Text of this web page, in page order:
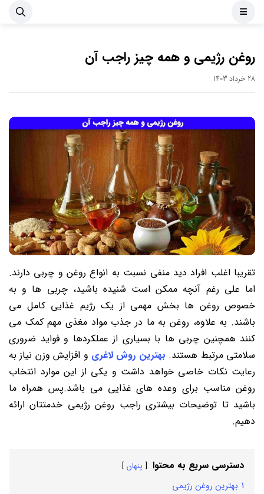
روغن رژیمی و همه چیز راجب آن
28 خرداد 1403
تقریبا اغلب افراد دید منفی نسبت به انواع روغن و چربی دارند.
اما علی ‌رغم آنچه ممکن است شنیده باشید، چربی‌ ها و به
‌خصوص روغن ‌ها بخش مهمی از یک رژیم غذایی کامل می
باشند. به‌ علاوه، روغن به ما در جذب مواد مغذی مهم کمک می‌
کنند همچنین چربی ها با بسیاری از عملکردها و فواید ضروری
سلامتی مرتبط هستند. بهترین روش لاغری و افزایش وزن نیاز به
رعایت نکات خاصی خواهد داشت و یکی از این موارد انتخاب
روغن مناسب برای وعده های غذایی می باشد.پس همراه ما
باشید تا توضیحات بیشتری راجب روغن رژیمی خدمتتان ارائه
دهیم.
دسترسی سریع به محتوا پنهان
1 بهترین روغن رژیمی